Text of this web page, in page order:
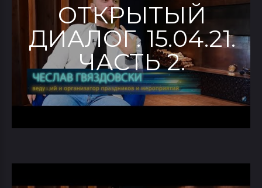
ОТКРЫТЫЙ
ДИАЛОГ. 15.04.21.
ЧАСТЬ 2.